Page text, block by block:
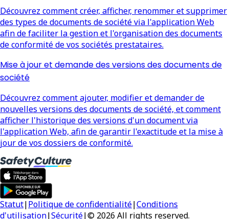
Découvrez comment créer, afficher, renommer et supprimer
des types de documents de société via l'application Web
afin de faciliter la gestion et l'organisation des documents
de conformité de vos sociétés prestataires.
Mise à jour et demande des versions des documents de
société
Découvrez comment ajouter, modifier et demander de
nouvelles versions des documents de société, et comment
afficher l'historique des versions d'un document via
l'application Web, afin de garantir l'exactitude et la mise à
jour de vos dossiers de conformité.
Statut|Politique de confidentialité|Conditions
d'utilisation|Sécurité|© 2026 All rights reserved.